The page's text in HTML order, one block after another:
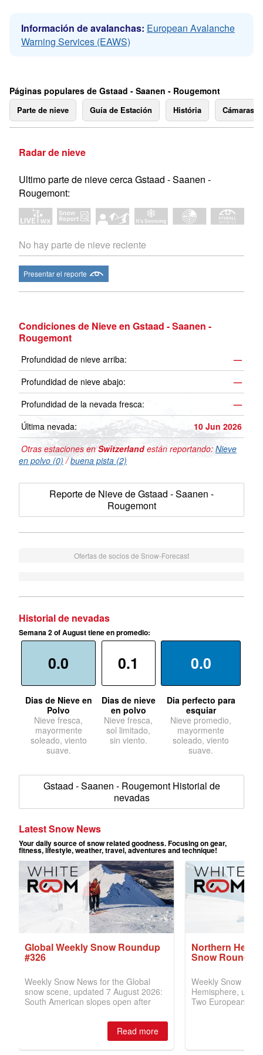
Información de avalanchas: European Avalanche
Warning Services (EAWS)
Páginas populares de Gstaad - Saanen - Rougemont
Parte de nieve Guía de Estación História Cámaras
Radar de nieve
Ultimo parte de nieve cerca Gstaad - Saanen -
Rougemont:
No hay parte de nieve reciente
Presentar el reporte
Condiciones de Nieve en Gstaad - Saanen -
Rougemont
Profundidad de nieve arriba:
—
Profundidad de nieve abajo:
—
Profundidad de la nevada fresca:
—
Última nevada:
10 Jun 2026
Otras estaciones enSwitzerlandestán reportando: Nieve
en polvo (0) /buena pista (2)
Reporte de Nieve de Gstaad - Saanen -
Rougemont
Ofertas de socios de Snow-Forecast
Historial de nevadas
Semana 2 of August tiene en promedio:
0.0
Dias de Nieve en
Polvo
Nieve fresca,
mayormente
soleado, viento
suave.
0.1
Dias de nieve
en polvo
Nieve fresca,
sol limitado,
sin viento.
0.0
Dia perfecto para
esquiar
Nieve promedio,
mayormente
soleado, viento
suave.
Gstaad - Saanen - Rougemont Historial de
nevadas